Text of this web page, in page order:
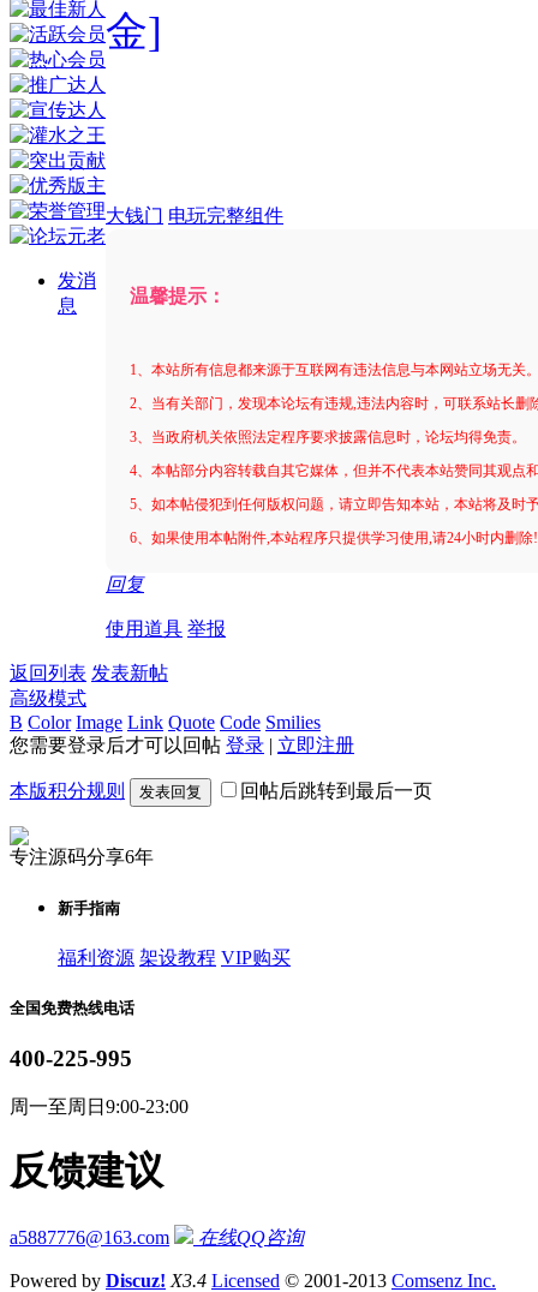
发消
息
金]
大钱门 电玩完整组件
温馨提示：
1、本站所有信息都来源于互联网有违法信息与本网站立场无关
2、当有关部门，发现本论坛有违规,违法内容时，可联系站长删
3、当政府机关依照法定程序要求披露信息时，论坛均得免责。
4、本帖部分内容转载自其它媒体，但并不代表本站赞同其观点
5、如本帖侵犯到任何版权问题，请立即告知本站，本站将及时
6、如果使用本帖附件,本站程序只提供学习使用,请24小时内删
回复
使用道具 举报
返回列表 发表新帖
高级模式
B Color Image Link Quote Code Smilies
您需要登录后才可以回帖 登录 | 立即注册
本版积分规则 发表回复 回帖后跳转到最后一页
专注源码分享6年
新手指南
福利资源 架设教程 VIP购买
全国免费热线电话
400-225-995
周一至周日9:00-23:00
反馈建议
a5887776@163.com 在线QQ咨询
Powered by Discuz! X3.4 Licensed © 2001-2013 Comsenz Inc.